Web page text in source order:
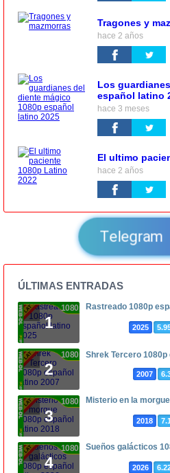
Tragones y
hace 2 años
Los
español latino
hace 3 meses
El ultimo
hace 2 años
Telegram
ÚLTIMAS ENTRADAS
1
1080p Rastreado 1080p
2025
2
1080p Shrek Tercero
2007
3
1080p Misterio en la
2018 7.1
4
1080p Sueños galácticos
2026